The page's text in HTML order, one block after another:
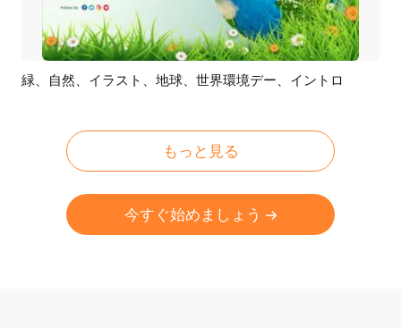
プレビュー カスタマイズ
緑、自然、イラスト、地球、世界環境デー、イントロ
もっと見る
今すぐ始めましょう